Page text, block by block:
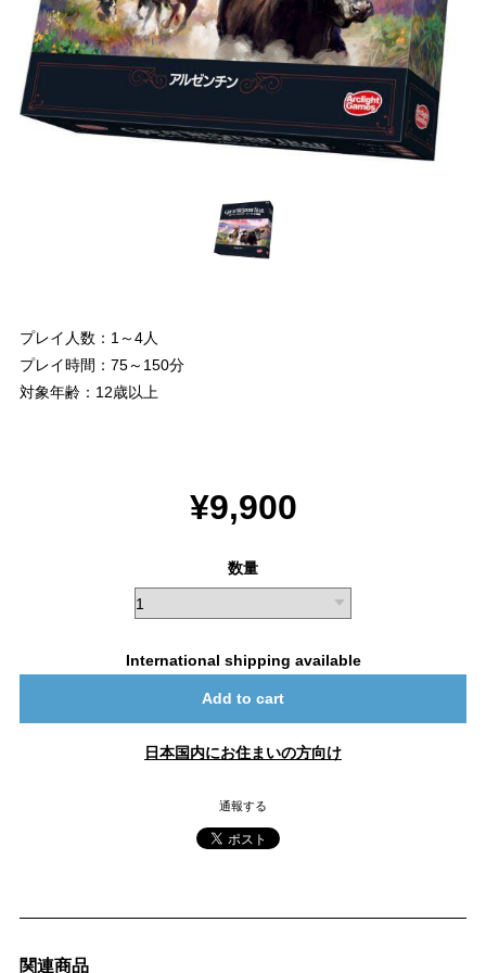
プレイ人数：1～4人
プレイ時間：75～150分
対象年齢：12歳以上
¥9,900
数量
International shipping available
Add to cart
日本国内にお住まいの方向け
通報する
関連商品